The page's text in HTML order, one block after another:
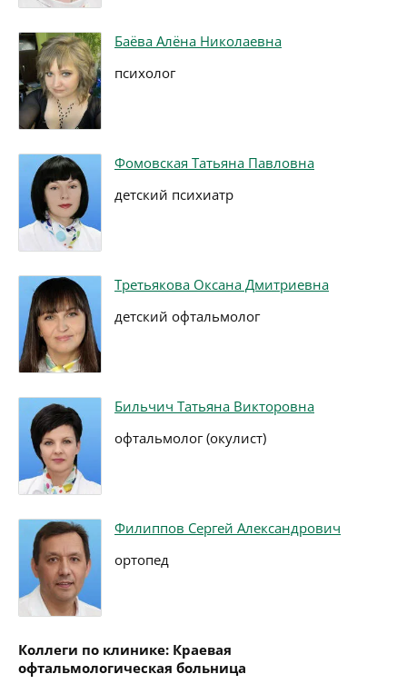
Баёва Алёна Николаевна
психолог
Фомовская Татьяна Павловна
детский психиатр
Третьякова Оксана Дмитриевна
детский офтальмолог
Бильчич Татьяна Викторовна
офтальмолог (окулист)
Филиппов Сергей Александрович
ортопед
Коллеги по клинике: Краевая
офтальмологическая больница